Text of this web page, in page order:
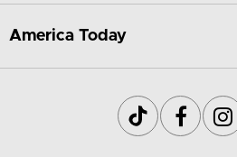
America Today